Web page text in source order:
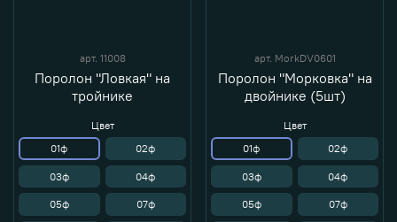
арт. 11008
Поролон "Ловкая" на
тройнике
Цвет
01ф
02ф
03ф 04ф
05ф 07ф
арт. MorkDV0601
Поролон "Морковка" на
двойнике (5шт)
Цвет
01ф
02ф
03ф 04ф
05ф 07ф